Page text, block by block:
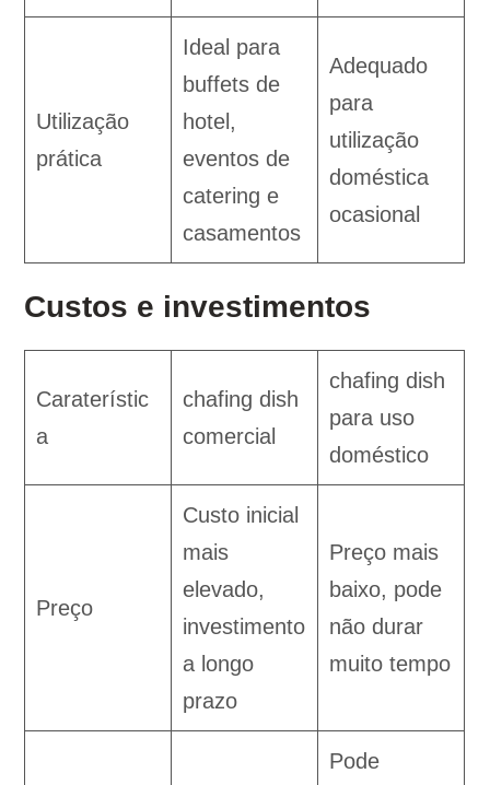
Utilização
prática
Ideal para
buffets de
hotel,
eventos de
catering e
casamentos
Adequado
para
utilização
doméstica
ocasional
Custos e investimentos
Caraterístic
a
chafing dish
comercial
chafing dish
para uso
doméstico
Preço
Custo inicial
mais
elevado,
investimento
a longo
prazo
Preço mais
baixo, pode
não durar
muito tempo
Pode